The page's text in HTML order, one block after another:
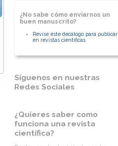
¿No sabe cómo enviarnos un
buen manuscrito?
Revise éste decálogo para publicar
en revistas científicas
Síguenos en nuestras
Redes Sociales
¿Quieres saber como
funciona una revista
científica?